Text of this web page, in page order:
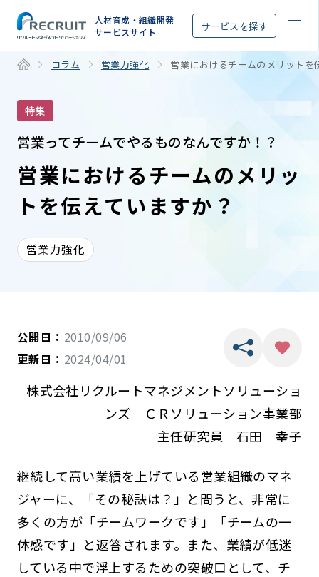
人材育成・組織開発
サービスサイト
サービスを探す
コラム 営業力強化 営業におけるチームのメリットを
特集
営業ってチームでやるものなんですか！？
営業におけるチームのメリッ
トを伝えていますか？
営業力強化
公開日： 2010/09/06
更新日： 2024/04/01
株式会社リクルートマネジメントソリューショ
ンズ ＣＲソリューション事業部
主任研究員 石田 幸子
継続して高い業績を上げている営業組織のマネ
ジャーに、「その秘訣は？」と問うと、非常に
多くの方が「チームワークです」「チームの一
体感です」と返答されます。また、業績が低迷
している中で浮上するための突破口として、チ